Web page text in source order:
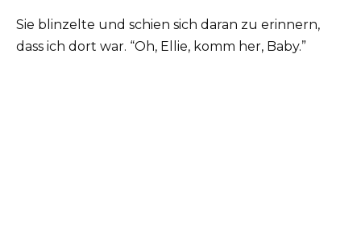
Sie blinzelte und schien sich daran zu erinnern,
dass ich dort war. “Oh, Ellie, komm her, Baby.”